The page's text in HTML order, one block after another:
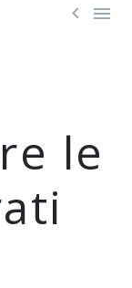
 
le